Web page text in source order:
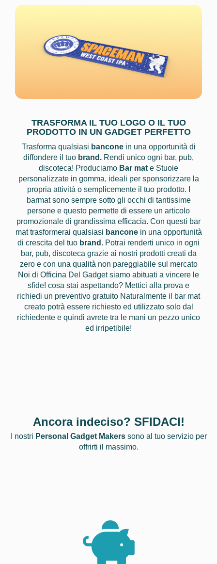
TRASFORMA IL TUO LOGO O IL TUO
PRODOTTO IN UN GADGET PERFETTO
Trasforma qualsiasi banconein una opportunità di
diffondere il tuo brand. Rendi unico ogni bar, pub,
discoteca! Produciamo Bar mat e Stuoie
personalizzate in gomma, ideali per sponsorizzare la
propria attività o semplicemente il tuo prodotto. I
barmat sono sempre sotto gli occhi di tantissime
persone e questo permette di essere un articolo
promozionale di grandissima efficacia. Con questi bar
mat trasformerai qualsiasi banconein una opportunità
di crescita del tuo brand. Potrai renderti unico in ogni
bar, pub, discoteca grazie ai nostri prodotti creati da
zero e con una qualità non pareggiabile sul mercato
Noi di Officina Del Gadget siamo abituati a vincere le
sfide! cosa stai aspettando? Mettici alla prova e
richiedi un preventivo gratuito Naturalmente il bar mat
creato potrà essere richiesto ed utilizzato solo dal
richiedente e quindi avrete tra le mani un pezzo unico
ed irripetibile!
Ancora indeciso? SFIDACI!
I nostri Personal Gadget Makerssono al tuo servizio per
offrirti il massimo.